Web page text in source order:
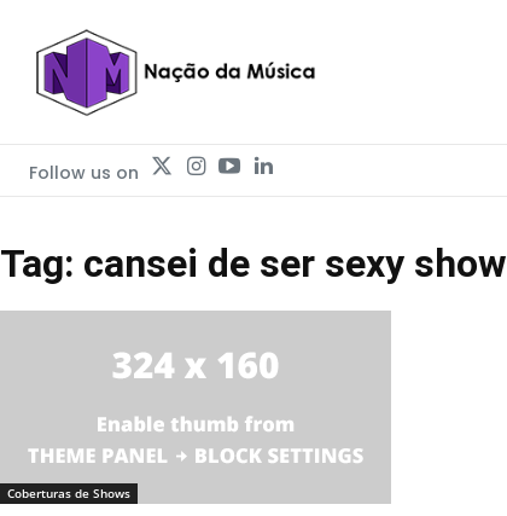
Follow us on
Tag: cansei de ser sexy show
Coberturas de Shows